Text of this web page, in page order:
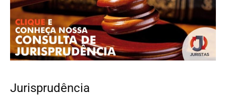
Jurisprudência